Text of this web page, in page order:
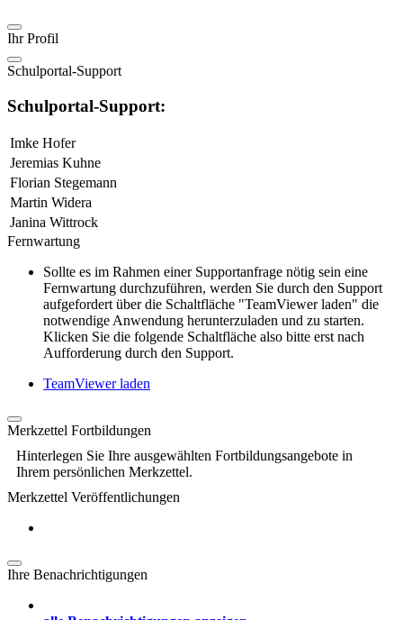
Ihr Profil
Schulportal-Support
Schulportal-Support:
Imke Hofer
Jeremias Kuhne
Florian Stegemann
Martin Widera
Janina Wittrock
Fernwartung
Sollte es im Rahmen einer Supportanfrage nötig sein eine
Fernwartung durchzuführen, werden Sie durch den Support
aufgefordert über die Schaltfläche "TeamViewer laden" die
notwendige Anwendung herunterzuladen und zu starten.
Klicken Sie die folgende Schaltfläche also bitte erst nach
Aufforderung durch den Support.
TeamViewer laden
Merkzettel Fortbildungen
Hinterlegen Sie Ihre ausgewählten Fortbildungsangebote in
Ihrem persönlichen Merkzettel.
Merkzettel Veröffentlichungen
Ihre Benachrichtigungen